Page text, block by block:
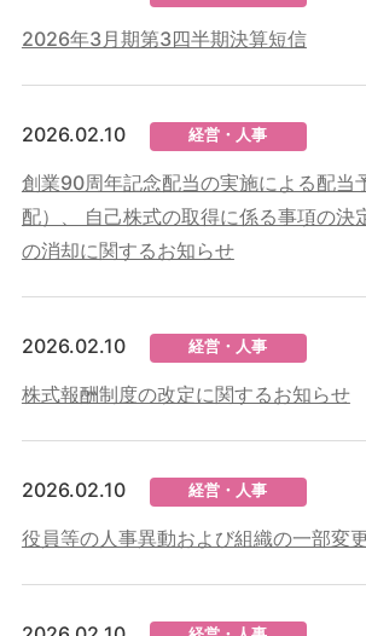
2026年3月期第3四半期決算短信
2026.02.10 経営・人事
創業90周年記念配当の実施による配当
配）、 自己株式の取得に係る事項の決
の消却に関するお知らせ
2026.02.10 経営・人事
株式報酬制度の改定に関するお知らせ
2026.02.10 経営・人事
役員等の人事異動および組織の一部変